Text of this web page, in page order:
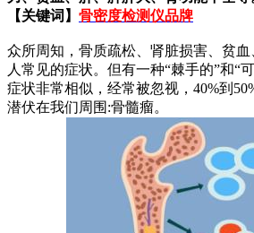
【关键词】 骨密度检测仪品牌
众所周知，骨质疏松、肾脏损害、贫
人常见的症状。但有一种“棘手的”和“
症状非常相似，经常被忽视，40%到
潜伏在我们周围:骨髓瘤。